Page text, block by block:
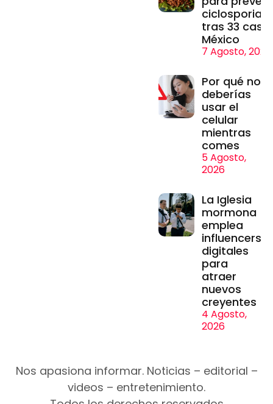
tras 33
México
7 Agosto, 2026
Por qué no
deberías
usar el
celular
mientras
comes
5 Agosto,
2026
La Iglesia
mormona
emplea
influencers
digitales
para
atraer
nuevos
creyentes
4 Agosto,
2026
Nos apasiona informar. Noticias – editorial –
videos – entretenimiento.